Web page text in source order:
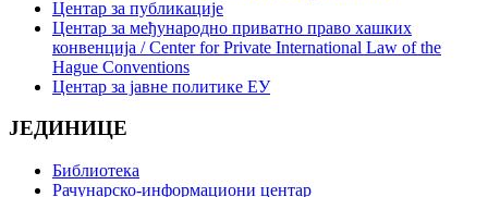
Центар за публикације
Центар за међународно приватно право хашких
конвенција / Center for Private International Law of the
Hague Conventions
Центар за јавне политике ЕУ
ЈЕДИНИЦЕ
Библиотека
Рачунарско-информациони центар